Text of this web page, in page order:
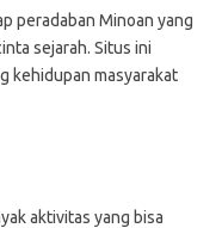
peradaban Minoan yang
sejarah. Situs ini
kehidupan masyarakat
aktivitas yang bisa